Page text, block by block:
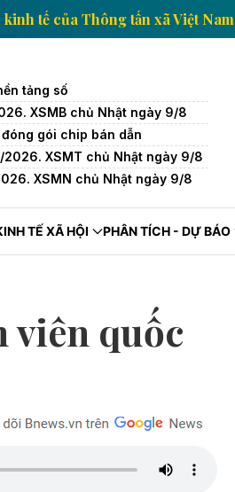
thông tin kinh tế của Thông tấn
tảng số
XSMB chủ Nhật ngày 9/8
gói chip bán dẫn
XSMT chủ Nhật ngày 9/8
XSMN chủ Nhật ngày 9/8
TẾ XÃ HỘI PHÂN TÍCH - DỰ BÁO
viên quốc